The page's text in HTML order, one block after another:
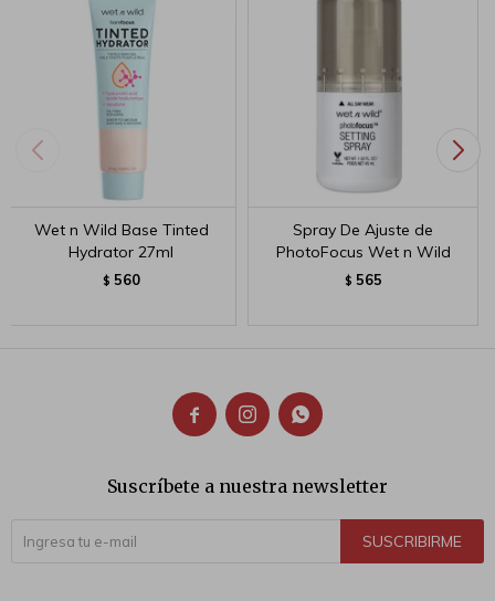
Wet n Wild Base Tinted
Hydrator 27ml
$ 560
Spray De Ajuste de
PhotoFocus Wet n Wild
$ 565
  
Suscríbete a nuestra newsletter
SUSCRIBIRME